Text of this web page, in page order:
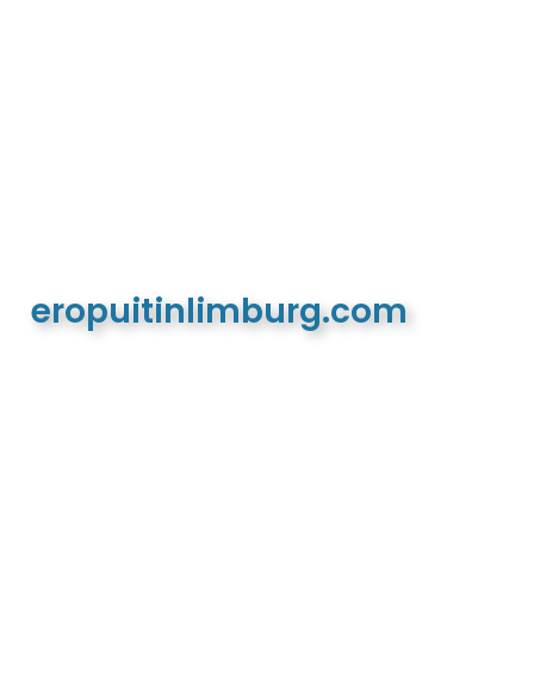
eropuitinlimburg.com